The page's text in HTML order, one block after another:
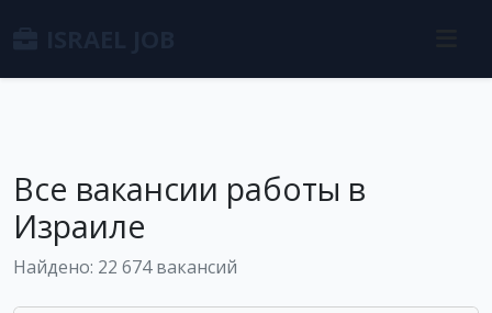
Все вакансии работы в
Израиле
Найдено: 22 674 вакансий